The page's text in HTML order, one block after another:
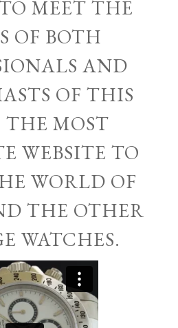
MEET THE
OF BOTH
AND
OF THIS
THE MOST
WEBSITE TO
WORLD OF
THE OTHER
WATCHES.